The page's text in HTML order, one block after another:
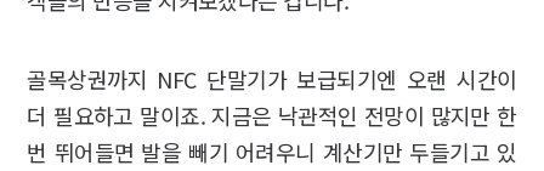
골목상권까지 NFC 단말기가 보급되기엔 오랜 시간이
더 필요하고 말이죠. 지금은 낙관적인 전망이 많지만 한
번 뛰어들면 발을 빼기 어려우니 계산기만 두들기고 있